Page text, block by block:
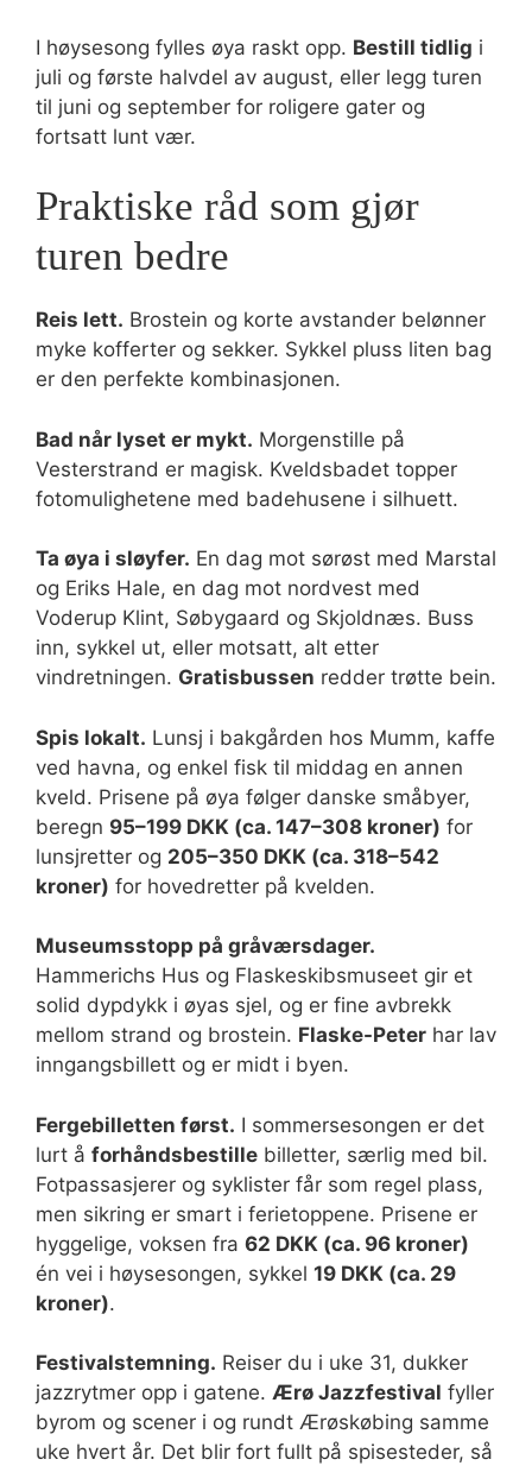
I høysesong fylles øya raskt opp. Bestill tidlig i
juli og første halvdel av august, eller legg turen
til juni og september for roligere gater og
fortsatt lunt vær.
Praktiske råd som gjør
turen bedre
Reis lett. Brostein og korte avstander belønner
myke kofferter og sekker. Sykkel pluss liten bag
er den perfekte kombinasjonen.
Bad når lyset er mykt. Morgenstille på
Vesterstrand er magisk. Kveldsbadet topper
fotomulighetene med badehusene i silhuett.
Ta øya i sløyfer. En dag mot sørøst med Marstal
og Eriks Hale, en dag mot nordvest med
Voderup Klint, Søbygaard og Skjoldnæs. Buss
inn, sykkel ut, eller motsatt, alt etter
vindretningen. Gratisbussen redder trøtte bein.
Spis lokalt. Lunsj i bakgården hos Mumm, kaffe
ved havna, og enkel fisk til middag en annen
kveld. Prisene på øya følger danske småbyer,
beregn 95–199 DKK (ca. 147–308 kroner) for
lunsjretter og 205–350 DKK (ca. 318–542
kroner) for hovedretter på kvelden.
Museumsstopp på gråværsdager.
Hammerichs Hus og Flaskeskibsmuseet gir et
solid dypdykk i øyas sjel, og er fine avbrekk
mellom strand og brostein. Flaske-Peter har lav
inngangsbillett og er midt i byen.
Fergebilletten først. I sommersesongen er det
lurt å forhåndsbestille billetter, særlig med bil.
Fotpassasjerer og syklister får som regel plass,
men sikring er smart i ferietoppene. Prisene er
hyggelige, voksen fra 62 DKK (ca. 96 kroner)
én vei i høysesongen, sykkel 19 DKK (ca. 29
kroner).
Festivalstemning. Reiser du i uke 31, dukker
jazzrytmer opp i gatene. Ærø Jazzfestival fyller
byrom og scener i og rundt Ærøskøbing samme
uke hvert år. Det blir fort fullt på spisesteder, så